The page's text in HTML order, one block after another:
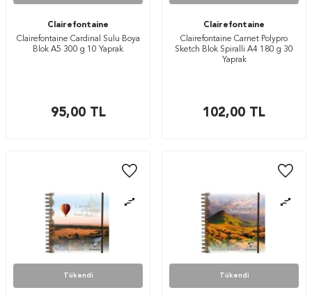
Clairefontaine
Clairefontaine Cardinal Sulu Boya
Blok A5 300 g 10 Yaprak
95,00TL
Clairefontaine
Clairefontaine Carnet Polypro
Sketch Blok Spiralli A4 180 g 30
Yaprak
102,00 TL
Tükendi Tükendi